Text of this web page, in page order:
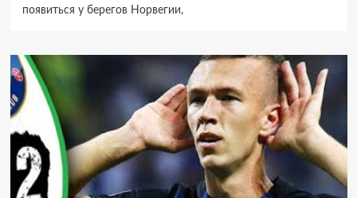
появиться у берегов Норвегии,